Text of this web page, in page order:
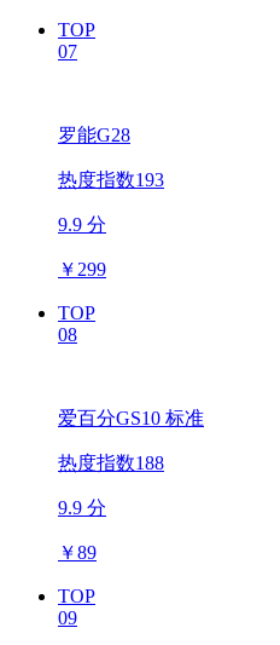
TOP
07
罗能G28
热度指数193
9.9 分
￥ 299
TOP
08
爱百分GS10 标准
热度指数188
9.9 分
￥89
TOP
09